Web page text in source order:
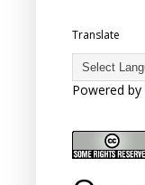
Translate
Powered by